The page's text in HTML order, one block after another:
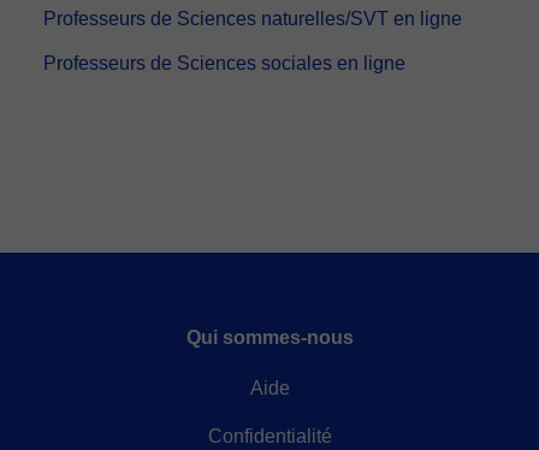
Professeurs de Sciences naturelles/SVT en ligne
Professeurs de Sciences sociales en ligne
Qui sommes-nous
Aide
Confidentialité